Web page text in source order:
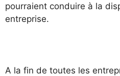
pourraient conduire à la
entreprise.
A la fin de toutes les